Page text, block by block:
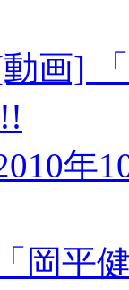
画]
年
「岡平